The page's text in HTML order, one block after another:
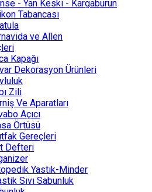
- Yan Keski - Kargaburun
Tabancası
ve Allen
Kapağı
Dekorasyon Ürünleri
Zili
Ve Aparatları
Açıcı
Örtüsü
Gereçleri
Defteri
Yastık-Minder
Sıvı Sabunluk